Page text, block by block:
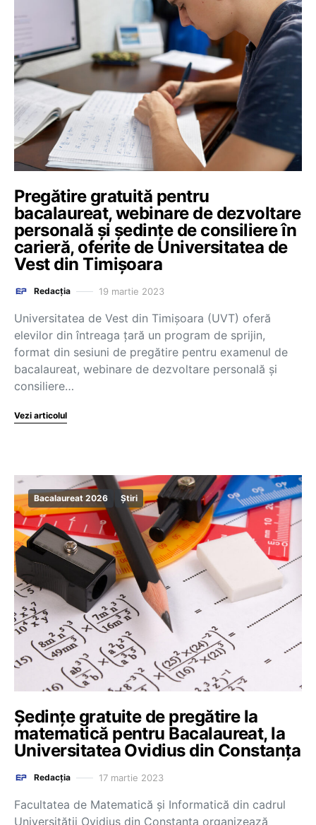
Pregătire gratuită pentru
bacalaureat, webinare de dezvoltare
personală și ședințe de consiliere în
carieră, oferite de Universitatea de
Vest din Timișoara
Redacția 19 martie 2023
Universitatea de Vest din Timișoara (UVT) oferă
elevilor din întreaga țară un program de sprijin,
format din sesiuni de pregătire pentru examenul de
bacalaureat, webinare de dezvoltare personală și
consiliere…
Vezi articolul
Bacalaureat 2026 Știri
Ședințe gratuite de pregătire la
matematică pentru Bacalaureat, la
Universitatea Ovidius din Constanța
Redacția 17 martie 2023
Facultatea de Matematică și Informatică din cadrul
Universității Ovidius din Constanța organizează